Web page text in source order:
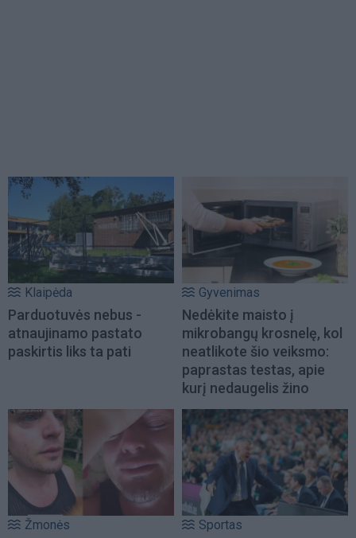
Klaipėda
Parduotuvės nebus -
atnaujinamo pastato
paskirtis liks ta pati
Gyvenimas
Nedėkite maisto į
mikrobangų krosnelę, kol
neatlikote šio veiksmo:
paprastas testas, apie
kurį nedaugelis žino
Žmonės Sportas